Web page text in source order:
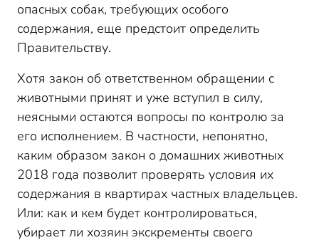
опасных собак, требующих особого
содержания, еще предстоит определить
Правительству.
Хотя закон об ответственном обращении с
животными принят и уже вступил в силу,
неясными остаются вопросы по контролю за
его исполнением. В частности, непонятно,
каким образом закон о домашних животных
2018 года позволит проверять условия их
содержания в квартирах частных владельцев.
Или: как и кем будет контролироваться,
убирает ли хозяин экскременты своего